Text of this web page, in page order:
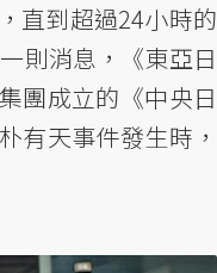
直到超過24小時的
則消息，《東亞日
團成立的《中央日
有天事件發生時，